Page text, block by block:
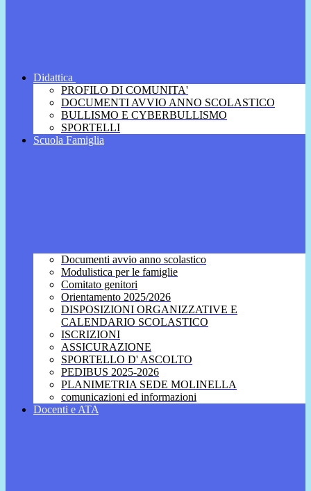
Didattica
PROFILO DI COMUNITA'
DOCUMENTI AVVIO ANNO SCOLASTICO
BULLISMO E CYBERBULLISMO
SPORTELLI
Scuola Famiglia
Documenti avvio anno scolastico
Modulistica per le famiglie
Comitato genitori
Orientamento 2025/2026
DISPOSIZIONI ORGANIZZATIVE E
CALENDARIO SCOLASTICO
ISCRIZIONI
ASSICURAZIONE
SPORTELLO D' ASCOLTO
PEDIBUS 2025-2026
PLANIMETRIA SEDE MOLINELLA
comunicazioni ed informazioni
Docenti e ATA